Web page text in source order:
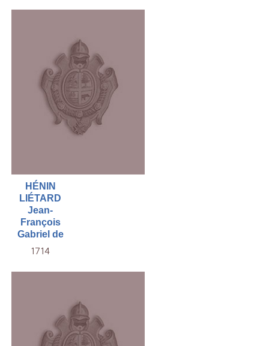
HÉNIN
LIÉTARD
Jean-
François
Gabriel de
1714